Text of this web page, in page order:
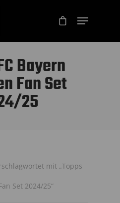
Bayern
Fan Set
25
mit „Topps
Set 2024/25“